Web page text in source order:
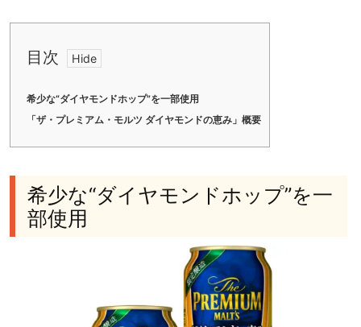
目次
希少な“ダイヤモンドホップ”を一部使用
「ザ・プレミアム・モルツ ダイヤモンドの恵み」概要
希少な“ダイヤモンドホップ”を一
部使用